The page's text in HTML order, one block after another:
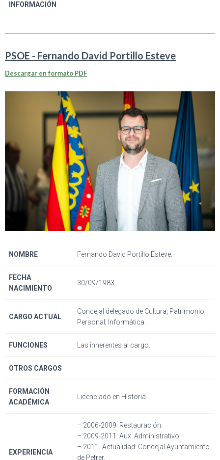
INFORMACIÓN
PSOE - Fernando David Portillo Esteve
Descargar en formato PDF
NOMBRE Fernando David Portillo Esteve.
FECHA
NACIMIENTO
30/09/1983.
CARGO ACTUAL
Concejal delegado de Cultura, Patrimonio;
Personal; Informática.
FUNCIONES Las inherentes al cargo.
OTROS CARGOS
FORMACIÓN
ACADÉMICA
Licenciado en Historia.
EXPERIENCIA
– 2006-2009: Restauración.
– 2009-2011: Aux. Administrativo.
– 2011- Actualidad: Concejal Ayuntamiento
de Petrer.